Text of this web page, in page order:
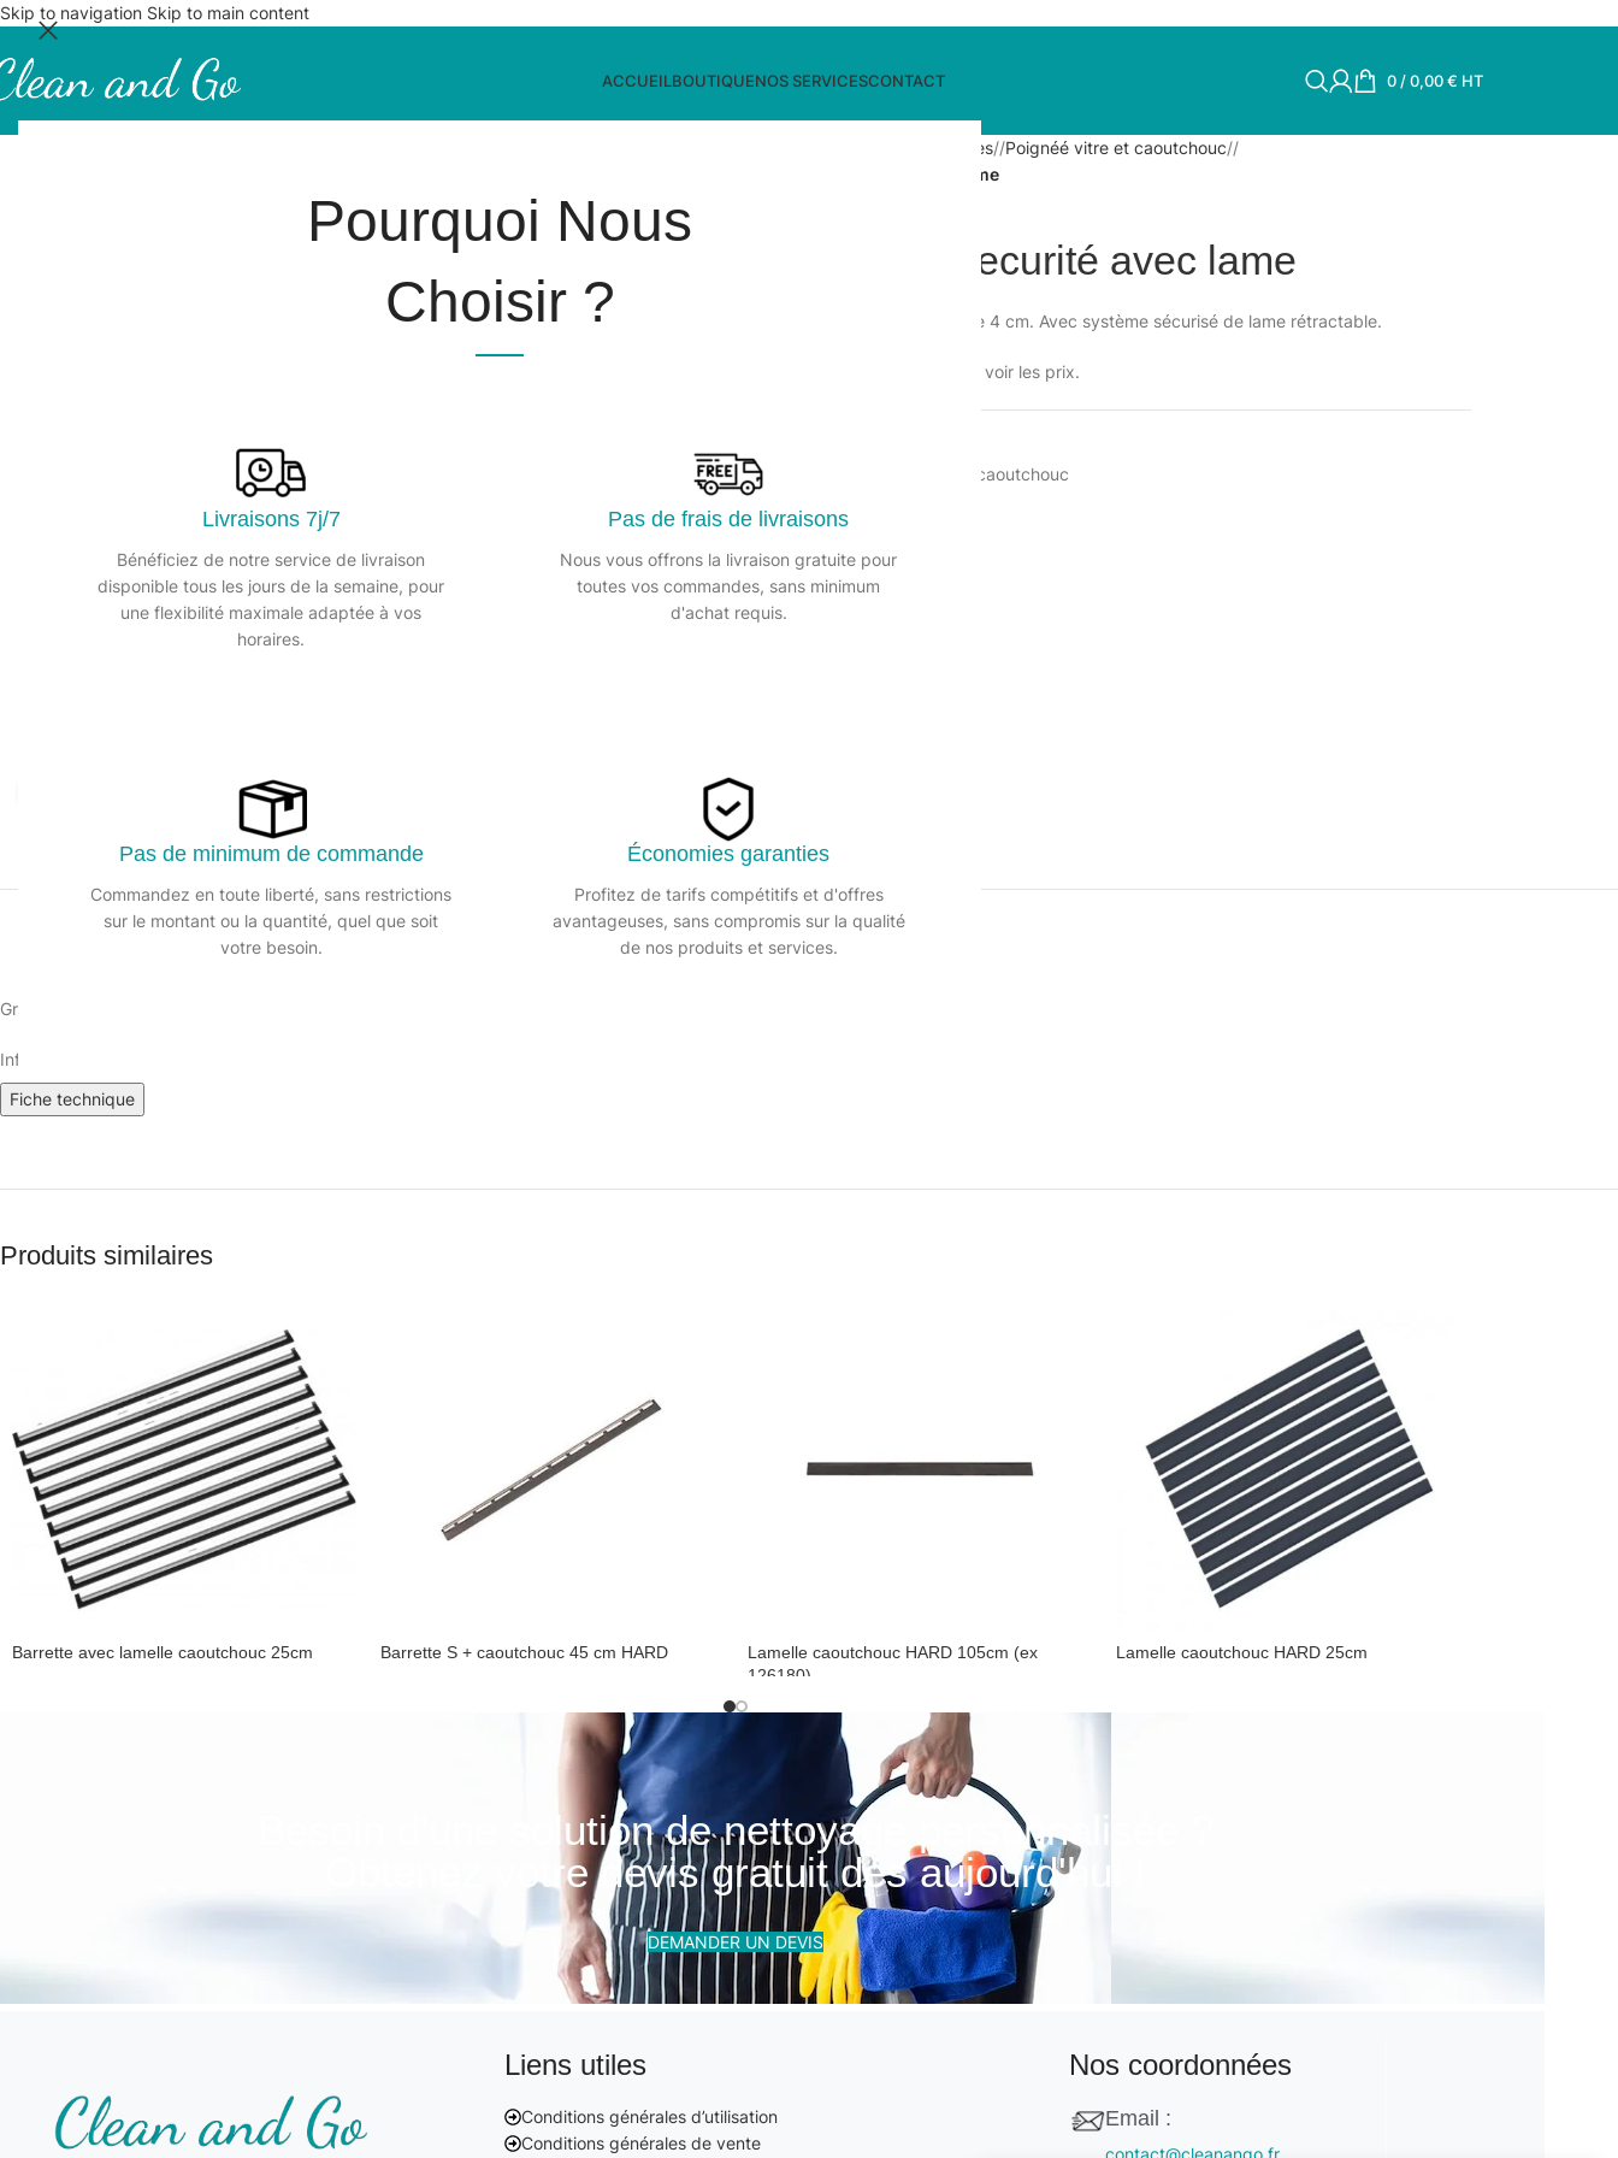
Pourquoi Nous
Choisir ?
Livraisons 7j/7
Bénéficiez de notre service de livraison
disponible tous les jours de la semaine, pour
une flexibilité maximale adaptée à vos
horaires.
Pas de frais de livraisons
Nous vous offrons la livraison gratuite pour
toutes vos commandes, sans minimum
d'achat requis.
Pas de minimum de commande
Commandez en toute liberté, sans restrictions
sur le montant ou la quantité, quel que soit
votre besoin.
Économies garanties
Profitez de tarifs compétitifs et d'offres
avantageuses, sans compromis sur la qualité
de nos produits et services.
Skip to navigation Skip to main content
ACCUEILBOUTIQUENOS SERVICESCONTACT 0 /0,00€ HT
Hygiène des surfaces/ Poignéé vitre et caoutchouc/
Grattoir de securité avec lame
Grattoir de securité avec lame
Grattoir de surface pour lame 4 cm. Avec système sécurisé de lame rétractable.
Veuillez vous connecter pour voir les prix.
Catégorie :
Poignéé vitre et caoutchouc
Partager:
DESCRIPTION
Grattoir de surface pour lame 4 cm. Avec système sécurisé de lame rétractable.
Informations sur le produit :
Fiche technique
Produits similaires
Barrette avec lamelle caoutchouc 25cm Barrette S + caoutchouc 45 cm HARD
Lamelle caoutchouc HARD 105cm (ex
126180)
Poignéé vitre et caoutchouc
Lamelle caoutchouc HARD 25cm
Besoin d'une solution de nettoyage personnalisée ?
Obtenez votre devis gratuit dès aujourd'hui !
DEMANDER UN DEVIS
Liens utiles
Conditions générales d’utilisation
Conditions générales de vente
Nos coordonnées
Email :